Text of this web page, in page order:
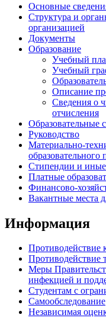
Основные
Структура и
организацией
Документы
Образование
Учебный
Учебный
Описание
Сведения о
отчисления
Образовательные
Руководство
Материально-
образовательного
Стипендии и
Платные
Финансово-
Вакантные места
Информация
Противодействие
Противодействие
Меры
инфекцией и
Студентам с
Самообследование
Независимая